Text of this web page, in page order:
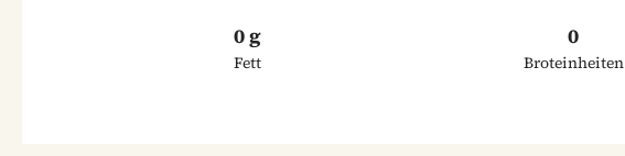
0 g
Fett
0
Broteinheiten